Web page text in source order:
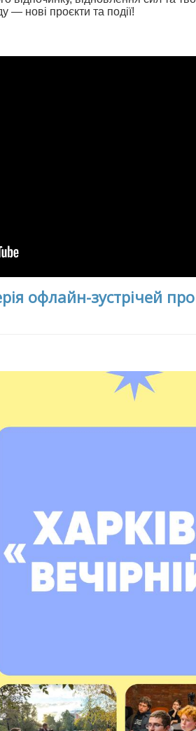
— нові проєкти та події!
офлайн-зустрічей